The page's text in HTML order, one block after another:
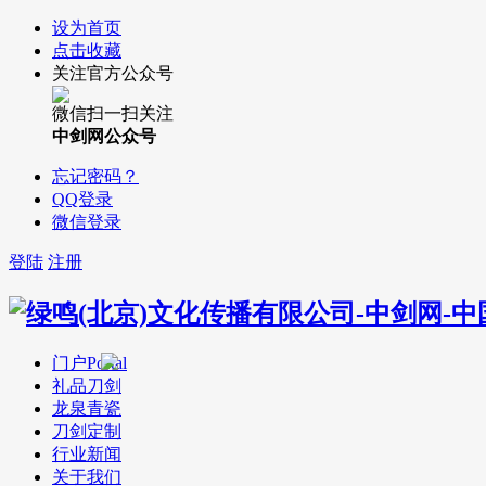
设为首页
点击收藏
关注官方公众号
微信扫一扫关注
中剑网公众号
忘记密码？
QQ登录
微信登录
登陆 注册
门户Portal
礼品刀剑
龙泉青瓷
刀剑定制
行业新闻
关于我们